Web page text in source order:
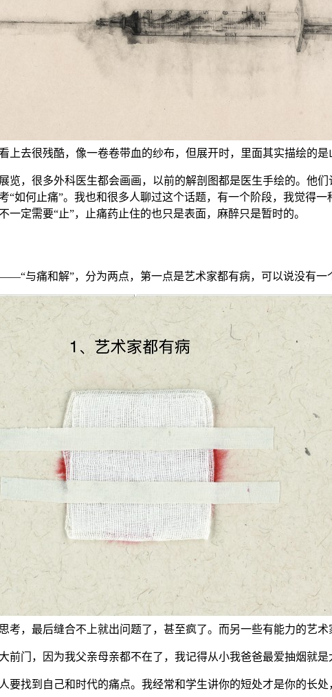
上去很残酷，像一卷卷带血的纱布，但展开时，里面其实描绘的
览，很多外科医生都会画画，以前的解剖图都是医生手绘的。他
“如何止痛”。我也和很多人聊过这个话题，有一个阶段，我觉得
一定需要“止”，止痛药止住的也只是表面，麻醉只是暂时的。
与痛和解”，分为两点，第一点是艺术家都有病，可以说没有一
考，最后缝合不上就出问题了，甚至疯了。而另一些有能力的艺术
前门，因为我父亲母亲都不在了，我记得从小我爸爸最爱抽烟就
要找到自己和时代的痛点。我经常和学生讲你的短处才是你的长